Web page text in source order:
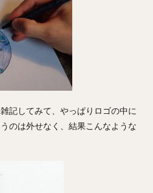
記してみて、やっぱりロゴの中に
のは外せなく、結果こんなような